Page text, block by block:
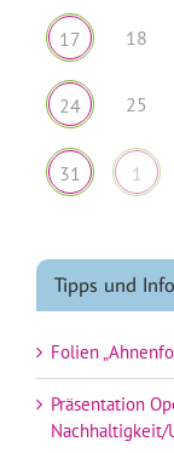
17 18
24 25
31 1
Tipps und
Folien
Präsentation
Nachhaltigkeit/